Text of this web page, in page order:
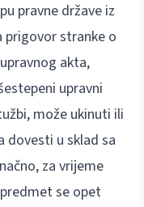
pravne države iz
prigovor stranke o
akta,
upravni
može ukinuti ili
dovesti u sklad sa
za vrijeme
se opet